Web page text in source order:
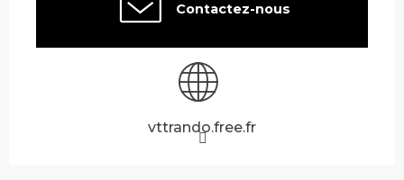
Contactez-nous
vttrando.free.fr